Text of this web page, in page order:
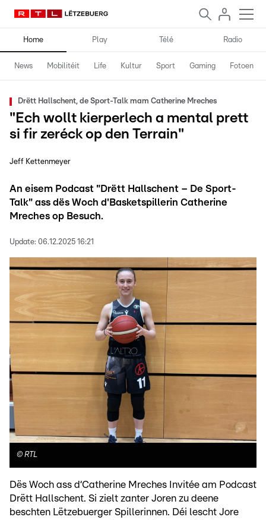
Home Play Télé Radio
News Mobilitéit Life Kultur Sport Gaming Fotoen
Drëtt Hallschent, de Sport-Talk mam Catherine Mreches
"Ech wollt kierperlech a mental prett
si fir zeréck op den Terrain"
Jeff Kettenmeyer
An eisem Podcast "Drëtt Hallschent – De Sport-
Talk" ass dës Woch d'Basketspillerin Catherine
Mreches op Besuch.
Update: 06.12.2025 16:21
© RTL
Dës Woch ass d‘Catherine Mreches Invitée am Podcast
Drëtt Hallschent. Si zielt zanter Joren zu deene
beschten Lëtzebuerger Spillerinnen. Déi lescht Jore